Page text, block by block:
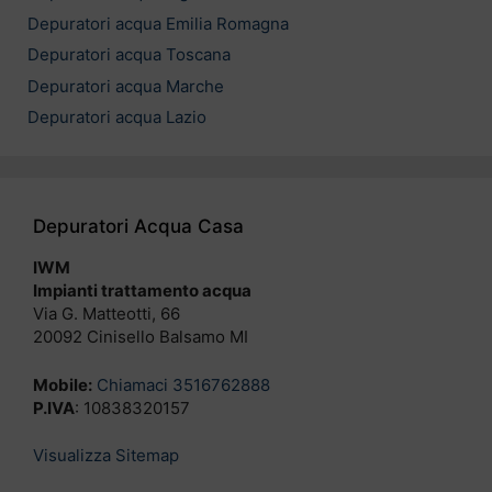
Depuratori acqua Emilia Romagna
Depuratori acqua Toscana
Depuratori acqua Marche
Depuratori acqua Lazio
Depuratori Acqua Casa
IWM
Impianti trattamento acqua
Via G. Matteotti, 66
20092 Cinisello Balsamo MI
Mobile: Chiamaci 3516762888
P.IVA: 10838320157
Visualizza Sitemap